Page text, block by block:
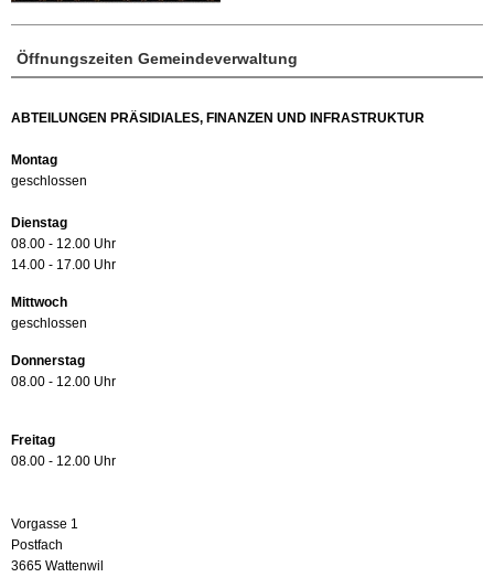
Öffnungszeiten Gemeindeverwaltung
ABTEILUNGEN PRÄSIDIALES, FINANZEN UND INFRASTRUKTUR
Montag
geschlossen
Dienstag
08.00 - 12.00 Uhr
14.00 - 17.00 Uhr
Mittwoch
geschlossen
Donnerstag
08.00 - 12.00 Uhr
Freitag
08.00 - 12.00 Uhr
Vorgasse 1
Postfach
3665 Wattenwil